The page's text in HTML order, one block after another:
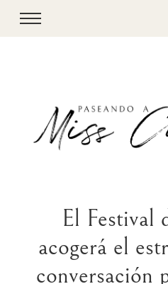
El Festival
acogerá el
conversación